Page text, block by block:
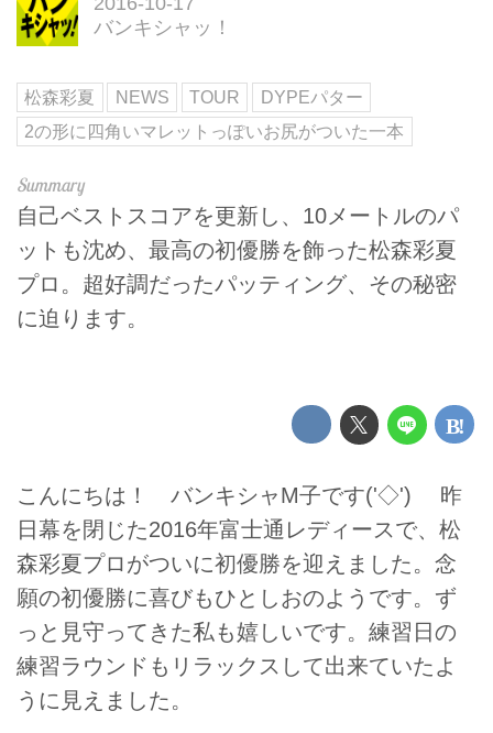
バンキシャッ！
松森彩夏 NEWS TOUR
DYPEパター
2の形に四角いマレットっぽいお尻がついた一本
自己ベストスコアを更新し、10メートルのパ
ットも沈め、最高の初優勝を飾った松森彩夏
プロ。超好調だったパッティング、その秘密
に迫ります。
こんにちは！ バンキシャM子です('◇')ゞ 昨
日幕を閉じた2016年富士通レディースで、松
森彩夏プロがついに初優勝を迎えました。念
願の初優勝に喜びもひとしおのようです。ず
っと見守ってきた私も嬉しいです。練習日の
練習ラウンドもリラックスして出来ていたよ
うに見えました。